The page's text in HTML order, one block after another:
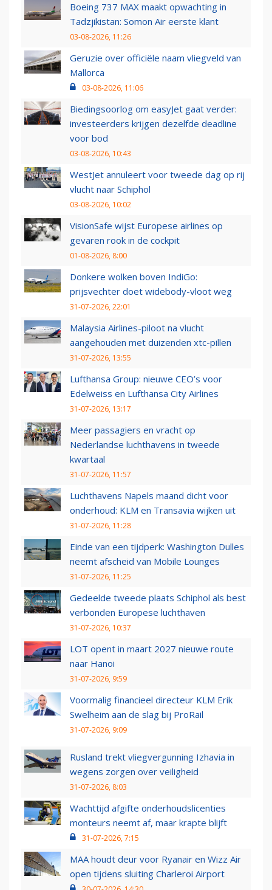
Boeing 737 MAX maakt opwachting in
Tadzjikistan: Somon Air eerste klant
03-08-2026, 11:26
Geruzie over officiële naam vliegveld van
Mallorca
03-08-2026, 11:06
Biedingsoorlog om easyJet gaat verder:
investeerders krijgen dezelfde deadline
voor bod
03-08-2026, 10:43
WestJet annuleert voor tweede dag op rij
vlucht naar Schiphol
03-08-2026, 10:02
VisionSafe wijst Europese airlines op
gevaren rook in de cockpit
01-08-2026, 8:00
Donkere wolken boven IndiGo:
prijsvechter doet widebody-vloot weg
31-07-2026, 22:01
Malaysia Airlines-piloot na vlucht
aangehouden met duizenden xtc-pillen
31-07-2026, 13:55
Lufthansa Group: nieuwe CEO’s voor
Edelweiss en Lufthansa City Airlines
31-07-2026, 13:17
Meer passagiers en vracht op
Nederlandse luchthavens in tweede
kwartaal
31-07-2026, 11:57
Luchthavens Napels maand dicht voor
onderhoud: KLM en Transavia wijken uit
31-07-2026, 11:28
Einde van een tijdperk: Washington Dulles
neemt afscheid van Mobile Lounges
31-07-2026, 11:25
Gedeelde tweede plaats Schiphol als best
verbonden Europese luchthaven
31-07-2026, 10:37
LOT opent in maart 2027 nieuwe route
naar Hanoi
31-07-2026, 9:59
Voormalig financieel directeur KLM Erik
Swelheim aan de slag bij ProRail
31-07-2026, 9:09
Rusland trekt vliegvergunning Izhavia in
wegens zorgen over veiligheid
31-07-2026, 8:03
Wachttijd afgifte onderhoudslicenties
monteurs neemt af, maar krapte blijft
31-07-2026, 7:15
MAA houdt deur voor Ryanair en Wizz Air
open tijdens sluiting Charleroi Airport